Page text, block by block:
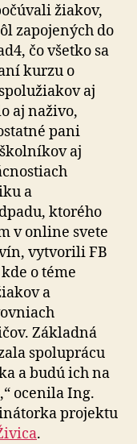
žiakov,
zapojených do
čo všetko sa
kurzu o
aj
aj naživo,
pani
aj
a
ktorého
v online svete
vytvorili FB
o téme
a
Základná
spoluprácu
a budú ich na
ocenila Ing.
projektu
.